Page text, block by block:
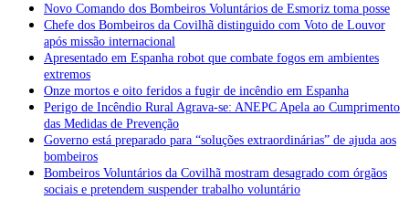
Novo Comando dos Bombeiros Voluntários de Esmoriz toma posse
Chefe dos Bombeiros da Covilhã distinguido com Voto de Louvor
após missão internacional
Apresentado em Espanha robot que combate fogos em ambientes
extremos
Onze mortos e oito feridos a fugir de incêndio em Espanha
Perigo de Incêndio Rural Agrava-se: ANEPC Apela ao Cumprimento
das Medidas de Prevenção
Governo está preparado para “soluções extraordinárias” de ajuda aos
bombeiros
Bombeiros Voluntários da Covilhã mostram desagrado com órgãos
sociais e pretendem suspender trabalho voluntário